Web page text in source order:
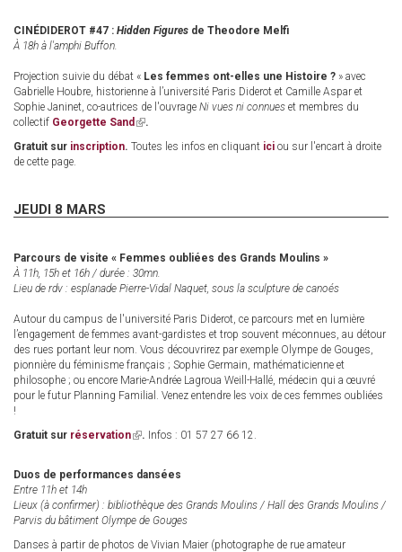
CINÉDIDEROT #47 : Hidden Figures de Theodore Melfi
À 18h à l'amphi Buffon.
Projection suivie du débat « Les femmes ont-elles une Histoire ? » avec
Gabrielle Houbre, historienne à l’université Paris Diderot et Camille Aspar et
Sophie Janinet, co-autrices de l'ouvrage Ni vues ni connues et membres du
collectif Georgette Sand (link
external)
.
Gratuit sur inscription. Toutes les infos en cliquant ici ou sur l'encart à droite
de cette page.
JEUDI 8 MARS
Parcours de visite « Femmes oubliées des Grands Moulins »
À 11h, 15h et 16h / durée : 30mn.
Lieu de rdv : esplanade Pierre-Vidal Naquet, sous la sculpture de canoés
Autour du campus de l'université Paris Diderot, ce parcours met en lumière
l’engagement de femmes avant-gardistes et trop souvent méconnues, au détour
des rues portant leur nom. Vous découvrirez par exemple Olympe de Gouges,
pionnière du féminisme français ; Sophie Germain, mathématicienne et
philosophe ; ou encore Marie-Andrée Lagroua Weill-Hallé, médecin qui a œuvré
pour le futur Planning Familial. Venez entendre les voix de ces femmes oubliées
!
Gratuit sur réservation(link
. Infos : 01 57 27 66 12.
Duos de performances dansées
Entre 11h et 14h
Lieux (à confirmer) : bibliothèque des Grands Moulins / Hall des Grands Moulins /
Parvis du bâtiment Olympe de Gouges
Danses à partir de photos de Vivian Maier (photographe de rue amateur